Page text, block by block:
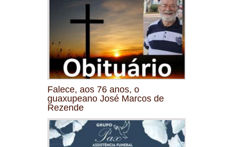
Falece, aos 76 anos, o
guaxupeano José Marcos de
Rezende